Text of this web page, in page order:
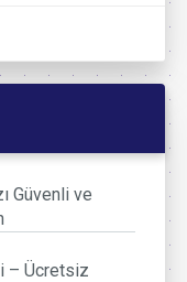
Güvenli ve
– Ücretsiz